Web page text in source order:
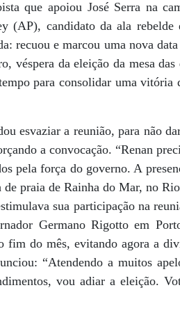
que apoiou José Serra na
(AP), candidato da ala
recuou e marcou uma nova
véspera da eleição da mesa das
para consolidar uma
esvaziar a reunião, para não
a convocação. “Renan
pela força do governo. A
de praia de Rainha do Mar, no
sua participação na
Germano Rigotto em
fim do mês, evitando agora a
“Atendendo a muitos
vou adiar a eleição.